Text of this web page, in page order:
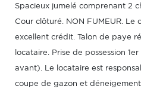
Spacieux jumelé comprenant 2
Cour clôturé. NON FUMEUR.
excellent crédit. Talon de paye
locataire. Prise de possession
avant). Le locataire est
coupe de gazon et